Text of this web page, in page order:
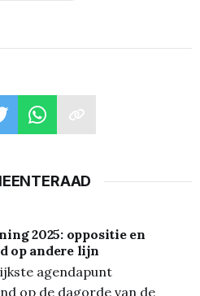
2025: oppositie en
op andere lijn
agendapunt
op de dagorde van de